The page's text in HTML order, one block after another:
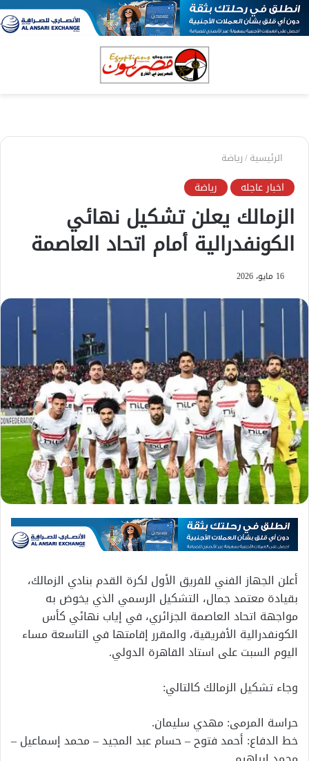
الرئيسية/رياضة
اخبار عاجله رياضة
الزمالك يعلن تشكيل نهائي
الكونفدرالية أمام اتحاد العاصمة
16 مايو، 2026
أعلن الجهاز الفني للفريق الأول لكرة القدم بنادي الزمالك،
بقيادة معتمد جمال، التشكيل الرسمي الذي يخوض به
مواجهة اتحاد العاصمة الجزائري، في إياب نهائي كأس
الكونفدرالية الأفريقية، والمقرر إقامتها في التاسعة مساء
اليوم السبت على استاد القاهرة الدولي.
وجاء تشكيل الزمالك كالتالي:
حراسة المرمى: مهدي سليمان.
خط الدفاع: أحمد فتوح – حسام عبد المجيد – محمد إسماعيل –